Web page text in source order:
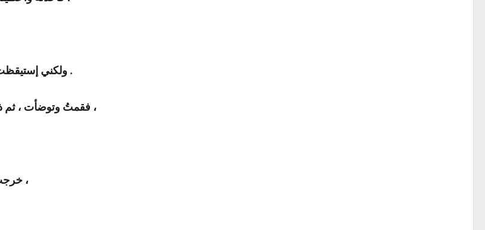
ولكني إستيقظت قبل أن يزيدني ، وإذا بالمؤذن يُنادي لصلاة الفجر في مسجد رسول الله .
فقمتُ وتوضأت ، ثم ذهبت لصلاة الفجر خلف أمير المؤمنين عمر بن الخطاب (رضي الله عنه) ،
خرجتُ من المسجد فإذا بإمرأة واقفة بباب المسجد وتحملُ بيدها طبقاً به ِ تمر ،